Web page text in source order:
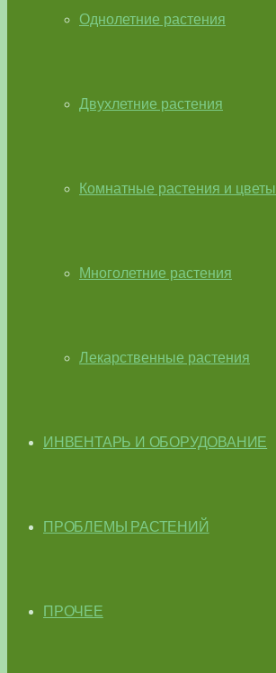
Однолетние растения
Двухлетние растения
Комнатные растения и цветы
Многолетние растения
Лекарственные растения
ИНВЕНТАРЬ И ОБОРУДОВАНИЕ
ПРОБЛЕМЫ РАСТЕНИЙ
ПРОЧЕЕ